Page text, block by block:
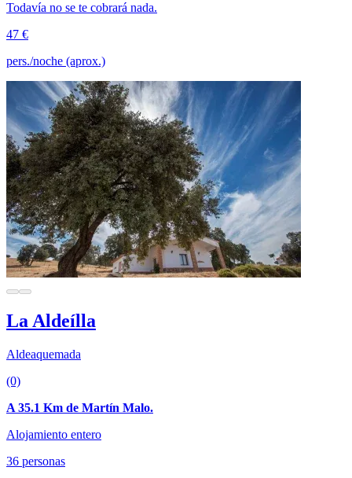
Todavía no se te cobrará nada.
47 €
pers./noche (aprox.)
La Aldeílla
Aldeaquemada
(0)
A 35.1 Km de Martín Malo.
Alojamiento entero
36 personas